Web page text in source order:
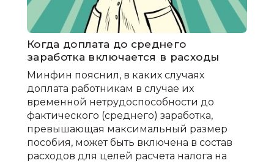
Когда доплата до среднего
заработка включается в расходы
Минфин пояснил, в каких случаях
доплата работникам в случае их
временной нетрудоспособности до
фактического (среднего) заработка,
превышающая максимальный размер
пособия, может быть включена в состав
расходов для целей расчета налога на